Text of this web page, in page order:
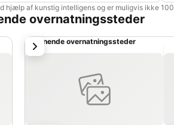
hjælp af kunstig intelligens og er muligvis ikke
overnatningssteder
Lignende overnatningssteder
næste